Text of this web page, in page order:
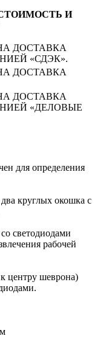
И
ДОСТАВКА
«СДЭК».
ДОСТАВКА
ДОСТАВКА
«ДЕЛОВЫЕ
для определения
круглых окошка с
светодиодами
рабочей
центру шеврона)